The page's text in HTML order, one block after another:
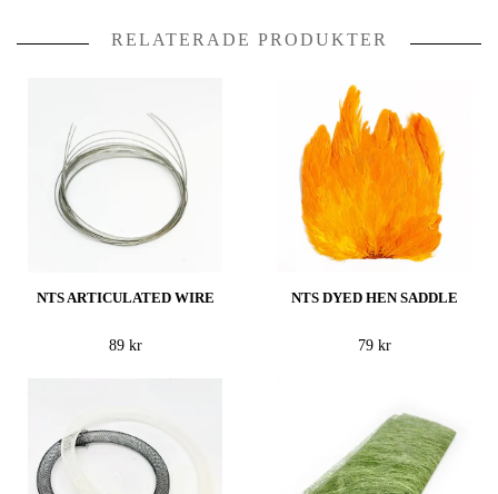
RELATERADE PRODUKTER
NTS ARTICULATED WIRE
89 kr
NTS DYED HEN SADDLE
79 kr